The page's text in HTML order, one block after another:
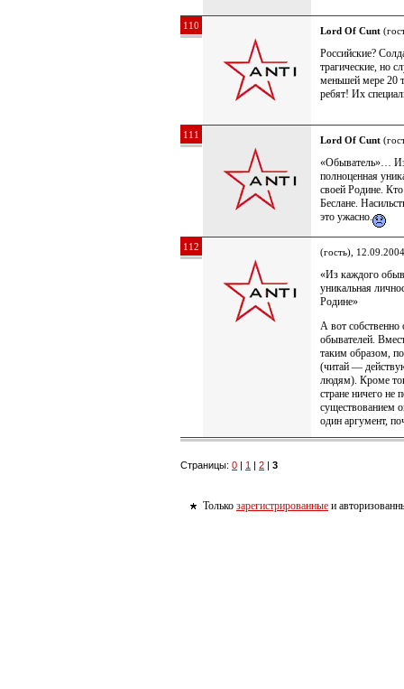
110 Lord Of Cunt
Российские?
трагические, но
меньшей мере
ребят! Их
111 Lord Of Cunt
«Обыватель»…
полноценная
своей Родине. Кто
Беслане.
это ужасно.
112 (гость),
«Из каждого
уникальная
Родине»
А вот
обывателей.
таким образом,
(читай —
людям). Кроме
стране ничего не
существованием
один аргумент,
Страницы: 0 | 1 | 2 | 3
Только зарегистрированные и